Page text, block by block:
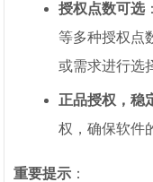
授权点数可选
等多种授权点
或需求进行选
正品授权，稳
权，确保软件
重要提示 ：